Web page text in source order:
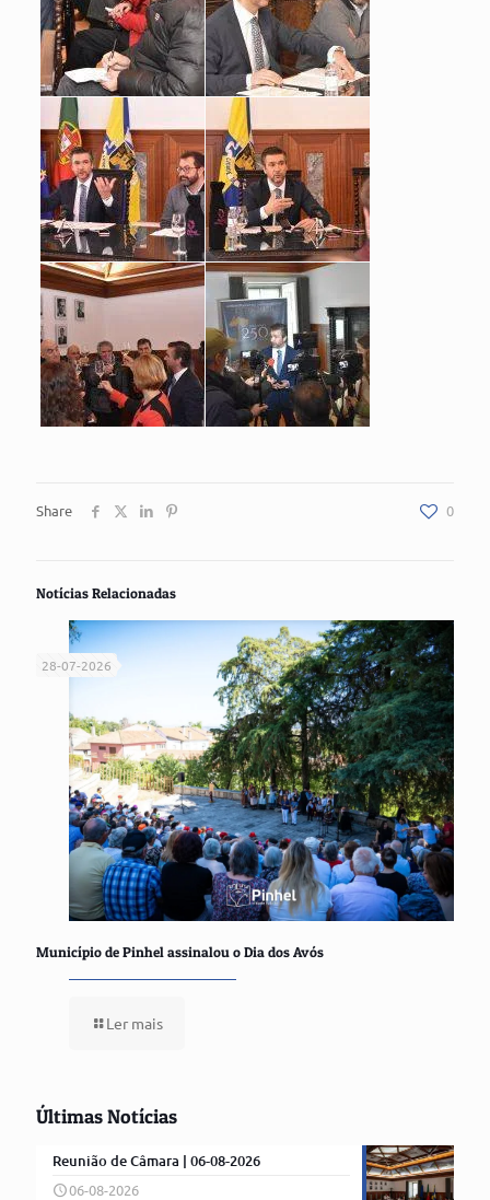
Share 0
Notícias Relacionadas
28-07-2026
Município de Pinhel assinalou o Dia dos Avós
Ler mais
Últimas Notícias
Reunião de Câmara | 06-08-2026
06-08-2026